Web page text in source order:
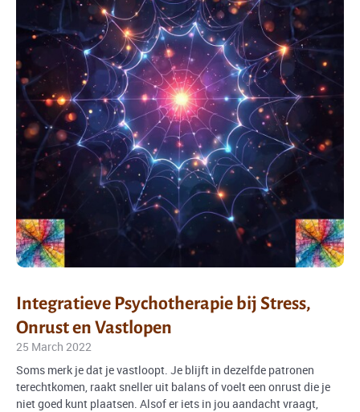
Integratieve Psychotherapie bij Stress,
Onrust en Vastlopen
25 March 2022
Soms merk je dat je vastloopt. Je blijft in dezelfde patronen
terechtkomen, raakt sneller uit balans of voelt een onrust die je
niet goed kunt plaatsen. Alsof er iets in jou aandacht vraagt,